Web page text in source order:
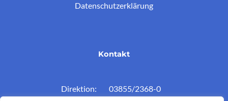
Datenschutzerklärung
Kontakt
Direktion: 03855/2368-0